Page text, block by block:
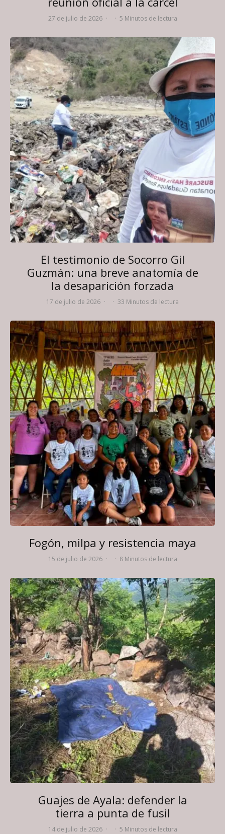
27 de julio de 2026 · · 5 Minutos de lectura
El testimonio de Socorro Gil
Guzmán: una breve anatomía de
la desaparición forzada
17 de julio de 2026 · · 33 Minutos de lectura
Fogón, milpa y resistencia maya
15 de julio de 2026 · · 8 Minutos de lectura
Guajes de Ayala: defender la
tierra a punta de fusil
14 de julio de 2026 · · 5 Minutos de lectura